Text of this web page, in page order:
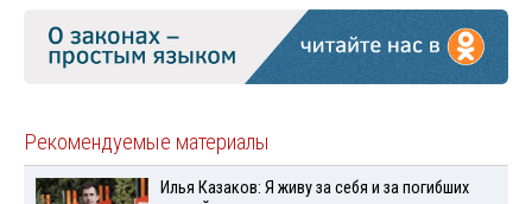
Рекомендуемые материалы
Илья Казаков: Я живу за себя и за погибших